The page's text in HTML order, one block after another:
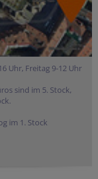
Uhr, Freitag 9-12 Uhr
sind im 5. Stock,
im 1. Stock